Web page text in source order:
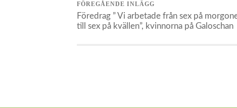
FÖREGÅENDE INLÄGG
Föredrag ” Vi arbetade från sex på
till sex på kvällen”, kvinnorna på Galoschan